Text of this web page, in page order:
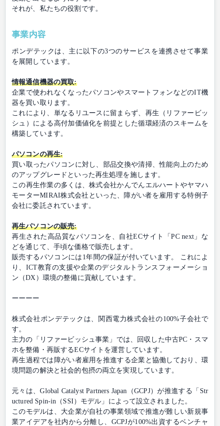
それが、私たちの役割です。
事業内容
ポンデテックは、主に以下の3つのサービスを連携させて事業
を展開しています。
情報通信機器の買取:
企業で使われなくなったパソコンやスマートフォンなどのIT機
器を買い取ります。
これにより、単なるリユースに留まらず、再生（リファービッ
シュ）による高付加価値化を前提とした循環経済のスキームを
構築しています。
パソコンの再生:
買い取ったパソコンに対し、部品交換や清掃、性能向上のため
のアップグレードといった再生処理を施します。
この再生作業の多くは、株式会社かんでんエルハートやヤマハ
モーターMIRAI株式会社といった、障がい者を雇用する特例子
会社に委託されています。
再生パソコンの販売:
再生された高品質なパソコンを、自社ECサイト「PC next」な
どを通じて、手頃な価格で販売します。
販売するパソコンには1年間の保証が付いています。 これによ
り、ICT教育の支援や企業のデジタルトランスフォーメーショ
ン（DX）環境の整備に貢献しています。
ーーーー
株式会社ポンデテックは、関西電力株式会社の100%子会社で
す。
主力の「リファービッシュ事業」では、回収した中古PC・スマ
ホを整備・再販するECサイトを運営しています。
再生過程では障がい者雇用を推進する企業と協働しており、環
境問題の解決と社会的包摂の両立を実現しています。
元々は、Global Catalyst Partners Japan（GCPJ）が推進する「Str
uctured Spin-in（SSI）モデル」によって設立されました。
このモデルは、大企業が自社の事業領域で推進が難しい新規事
業アイデアを社内から分離し、GCPJが100%出資するベンチャ